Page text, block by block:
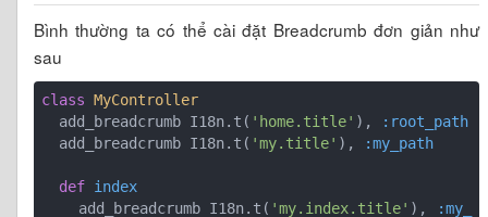
Bình thường ta có thể cài đặt Breadcrumb đơn giản như
sau
class MyController
  add_breadcrumb I18n.t(
'home.title' ),
:root_path
  add_breadcrumb I18n.t(
'my.title' ), :my_path
def index
    add_breadcrumb I18n.t(
'my.index.title' ),
:my_